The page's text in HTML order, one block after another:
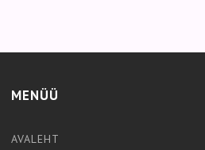
MENÜÜ
AVALEHT